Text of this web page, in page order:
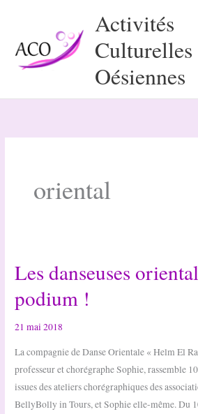
contenu
Activités
Culturelles
Oésiennes
oriental
Les danseuses
podium !
21 mai 2018
La compagnie de Danse Orientale « Helm El
professeur et chorégraphe Sophie, rassemble
issues des ateliers chorégraphiques des
BellyBolly in Tours, et Sophie elle-même. Du